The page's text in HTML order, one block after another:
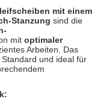
mit einem
Stanzung sind die
mit optimaler
Arbeiten. Das
und ideal für